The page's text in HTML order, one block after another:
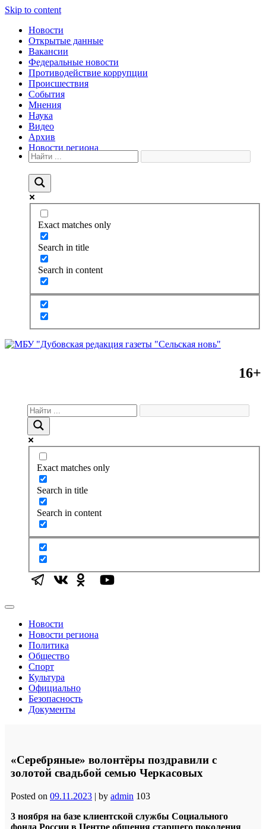
Skip to content
Новости
Открытые данные
Вакансии
Федеральные новости
Противодействие коррупции
Происшествия
События
Мнения
Наука
Видео
Архив
Новости региона
Exact matches only
Search in title
Search in content
16+
Exact matches only
Search in title
Search in content
Новости
Новости региона
Политика
Общество
Спорт
Культура
Официально
Безопасность
Документы
«Серебряные» волонтёры поздравили с
золотой свадьбой семью Черкасовых
Posted on 09.11.2023 | by admin 103
3 ноября на базе клиентской службы Социального
фонда России в Центре общения старшего поколения